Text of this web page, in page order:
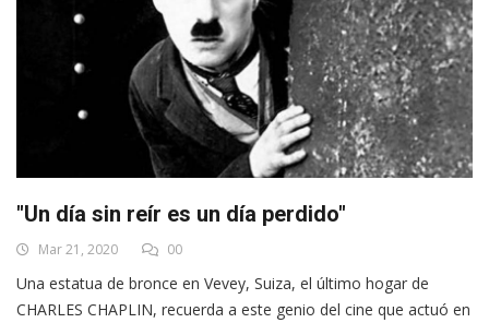
"Un día sin reír es un día perdido"
Mar 21, 2020 00
Una estatua de bronce en Vevey, Suiza, el último hogar de
CHARLES CHAPLIN, recuerda a este genio del cine que actuó en